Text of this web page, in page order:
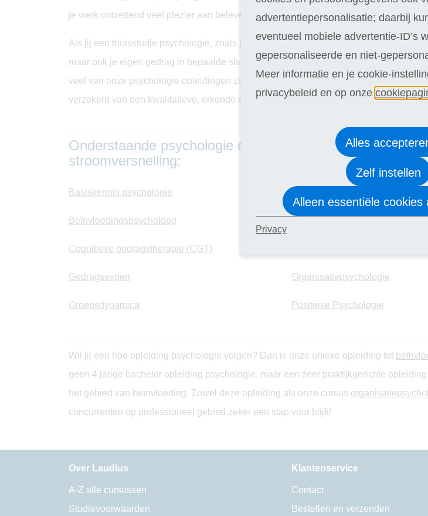
je werk ontzettend veel plezier aan beleven!
Als jij een thuisstudie psychologie, zoals sociale psychologieofbasiskennis
maar ook je eigen gedrag in bepaalde situaties beter begrijpt. Je wordt
veel van onze psychologie opleidingen zijn door diverse brancheorganisaties in de
verzekerd van een kwalitatieve, erkende cursus psychologie.
Onderstaande psychologie opleidingen brengen jouw
stroomversnelling:
Basiskennis psychologie
Beïnvloedingspsycholoog
Cognitieve gedragstherapie (CGT)
Gedragsexpert
Groepsdynamica
NLP
Organisatiepsychologie
Positieve Psychologie
Wil jij een hbo opleiding psychologie volgen? Dan is onze unieke opleiding tot
geen 4 jarige bachelor opleiding psychologie, maar een zeer praktijkgerichte
het gebied van beïnvloeding. Zowel deze opleiding als onze cursus
concurrenten op professioneel gebied zeker een stap voor blijft!
Over Laudius
A-Z alle cursussen
Studievoorwaarden
Klantenservice
Contact
Bestellen en verzenden
advertentiepersonalisatie; daarbij
eventueel mobiele advertentie-ID’s
gepersonaliseerde en niet-
Meer informatie en je cookie-
privacybeleid en op onze
Alles
Zelf instellen
Alleen essentiële cookies
Privacy